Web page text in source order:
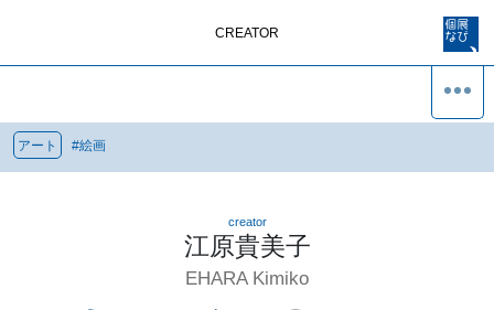
CREATOR
アート #絵画
creator
江原貴美子
EHARA Kimiko